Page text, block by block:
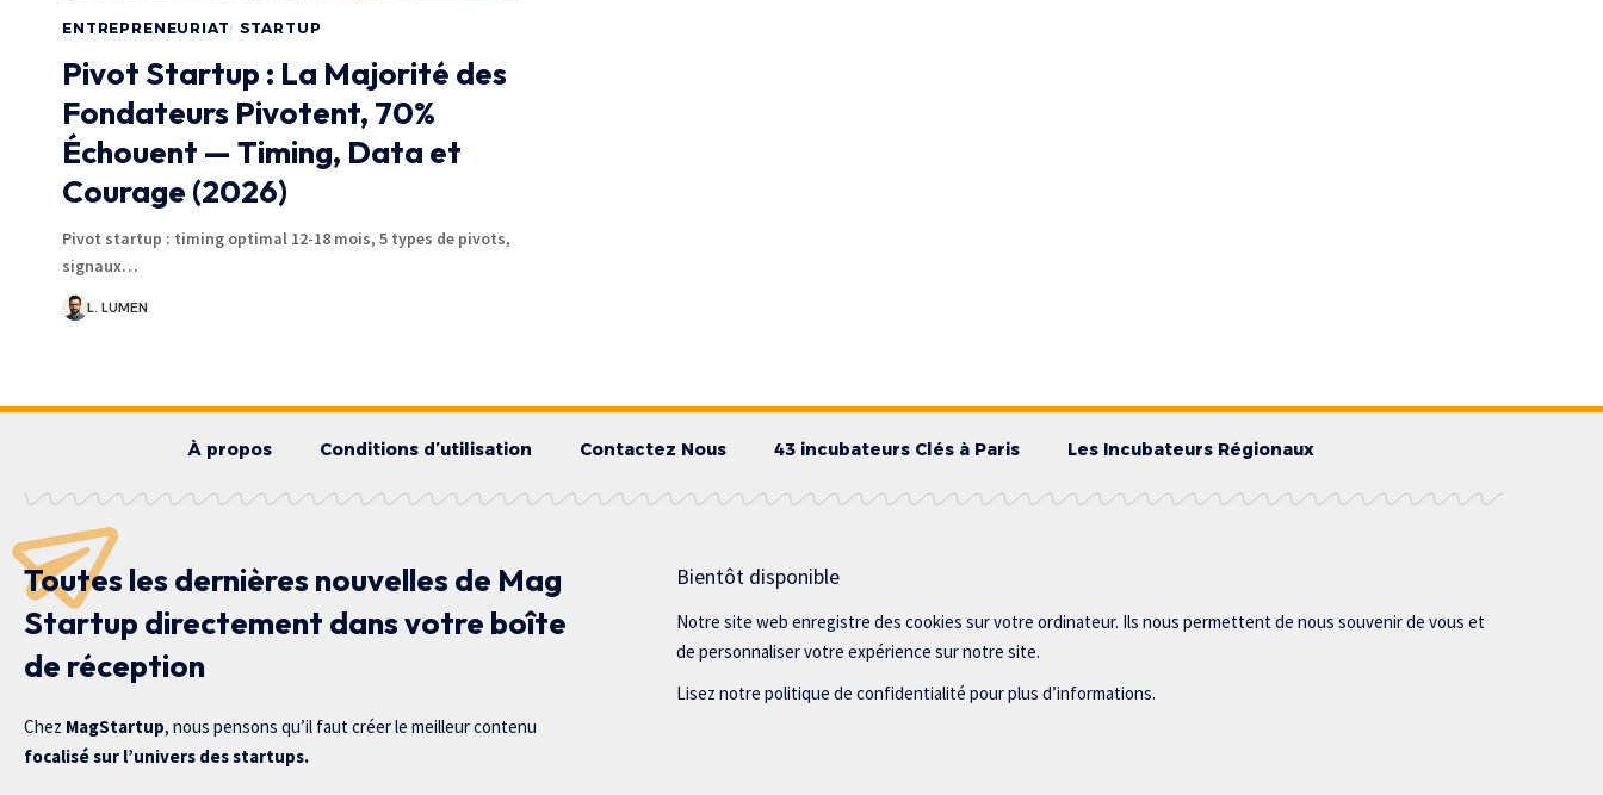
ENTREPRENEURIAT STARTUP
Pivot Startup : La Majorité des
Fondateurs Pivotent, 70%
Échouent — Timing, Data et
Courage (2026)
Pivot startup : timing optimal 12-18 mois, 5 types de pivots,
signaux…
L. LUMEN
À propos Conditions d’utilisation Contactez Nous 43 incubateurs Clés à Paris Les Incubateurs Régionaux
Toutes les dernières nouvelles de Mag
Startup directement dans votre boîte
de réception
Chez MagStartup, nous pensons qu’il faut créer le meilleur contenu
focalisé sur l’univers des startups.
Bientôt disponible
Notre site web enregistre des cookies sur votre ordinateur. Ils nous permettent de nous souvenir de vous et
de personnaliser votre expérience sur notre site.
Lisez notre politique de confidentialité pour plus d’informations.